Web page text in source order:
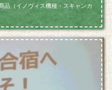
品（イノヴィス機種・スキャンカ